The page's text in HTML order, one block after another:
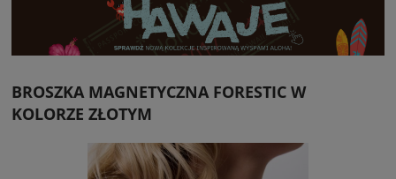
BROSZKA MAGNETYCZNA FORESTIC W
KOLORZE ZŁOTYM